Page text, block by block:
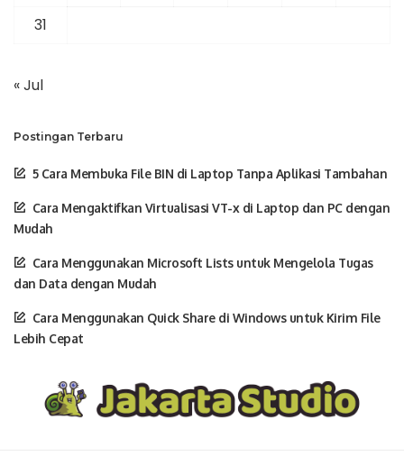
31
« Jul
Postingan Terbaru
5 Cara Membuka File BIN di Laptop Tanpa Aplikasi Tambahan
Cara Mengaktifkan Virtualisasi VT-x di Laptop dan PC dengan
Mudah
Cara Menggunakan Microsoft Lists untuk Mengelola Tugas
dan Data dengan Mudah
Cara Menggunakan Quick Share di Windows untuk Kirim File
Lebih Cepat